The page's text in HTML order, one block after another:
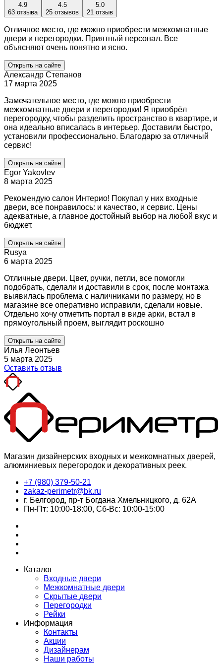
4.9
63 отзыва
4.5
25 отзывов
5.0
21 отзыв
Отличное место, где можно приобрести межкомнатные
двери и перегородки. Приятный персонал. Все
объясняют очень понятно и ясно.
Открыть на сайте
Александр Степанов
17 марта 2025
Замечательное место, где можно приобрести
межкомнатные двери и перегородки! Я приобрёл
перегородку, чтобы разделить пространство в квартире, и
она идеально вписалась в интерьер. Доставили быстро,
установили профессионально. Благодарю за отличный
сервис!
Открыть на сайте
Egor Yakovlev
8 марта 2025
Рекомендую салон Интерио! Покупал у них входные
двери, все понравилось: и качество, и сервис. Цены
адекватные, а главное достойный выбор на любой вкус и
бюджет.
Открыть на сайте
Rusya
6 марта 2025
Отличные двери. Цвет, ручки, петли, все помогли
подобрать, сделали и доставили в срок, после монтажа
выявилась проблема с наличниками по размеру, но в
магазине все оперативно исправили, сделали новые.
Отдельно хочу отметить портал в виде арки, встал в
прямоугольный проем, выглядит роскошно
Открыть на сайте
Илья Леонтьев
5 марта 2025
Оставить отзыв
Магазин дизайнерских входных и межкомнатных дверей,
алюминиевых перегородок и декоративных реек.
+7 (980) 379-50-21
zakaz-perimetr@bk.ru
г. Белгород, пр-т Богдана Хмельницкого, д. 62А
Пн-Пт: 10:00-18:00, Сб-Вс: 10:00-15:00
Каталог
Входные двери
Межкомнатные двери
Скрытые двери
Перегородки
Рейки
Информация
Контакты
Акции
Дизайнерам
Наши работы